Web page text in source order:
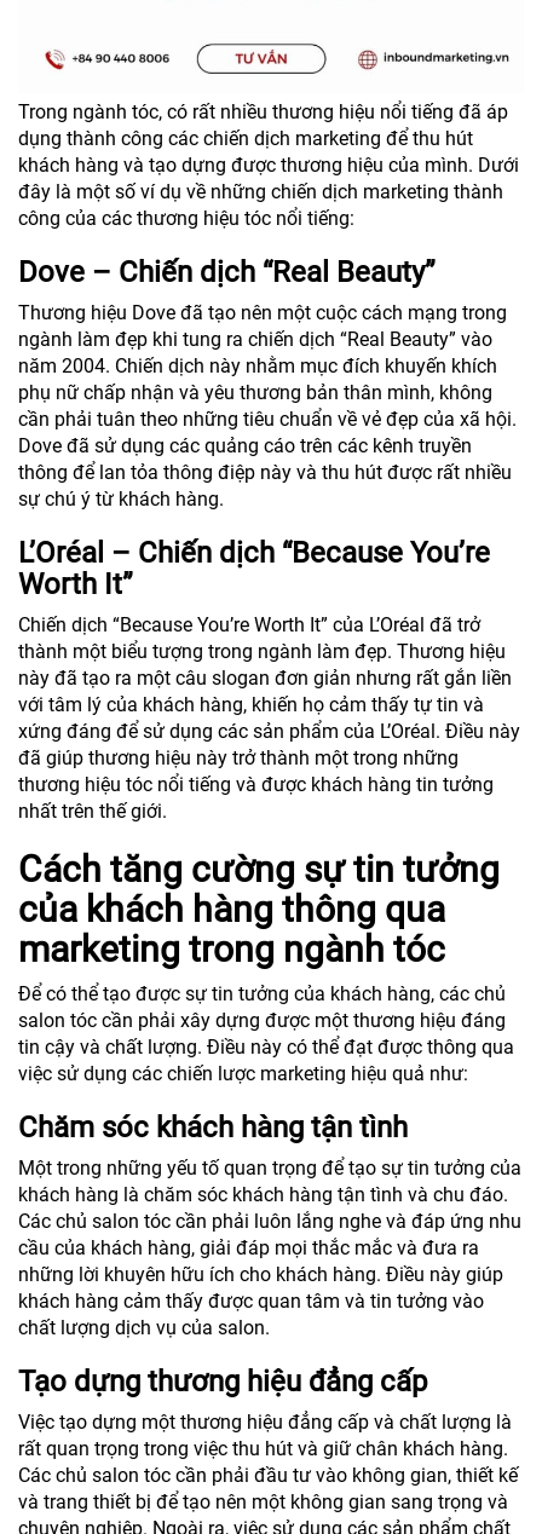
Trong ngành tóc, có rất nhiều thương hiệu nổi tiếng đã áp
dụng thành công các chiến dịch marketing để thu hút
khách hàng và tạo dựng được thương hiệu của mình. Dưới
đây là một số ví dụ về những chiến dịch marketing thành
công của các thương hiệu tóc nổi tiếng:
Dove – Chiến dịch “Real Beauty”
Thương hiệu Dove đã tạo nên một cuộc cách mạng trong
ngành làm đẹp khi tung ra chiến dịch “Real Beauty” vào
năm 2004. Chiến dịch này nhằm mục đích khuyến khích
phụ nữ chấp nhận và yêu thương bản thân mình, không
cần phải tuân theo những tiêu chuẩn về vẻ đẹp của xã hội.
Dove đã sử dụng các quảng cáo trên các kênh truyền
thông để lan tỏa thông điệp này và thu hút được rất nhiều
sự chú ý từ khách hàng.
L’Oréal – Chiến dịch “Because You’re
Worth It”
Chiến dịch “Because You’re Worth It” của L’Oréal đã trở
thành một biểu tượng trong ngành làm đẹp. Thương hiệu
này đã tạo ra một câu slogan đơn giản nhưng rất gắn liền
với tâm lý của khách hàng, khiến họ cảm thấy tự tin và
xứng đáng để sử dụng các sản phẩm của L’Oréal. Điều này
đã giúp thương hiệu này trở thành một trong những
thương hiệu tóc nổi tiếng và được khách hàng tin tưởng
nhất trên thế giới.
Cách tăng cường sự tin tưởng
của khách hàng thông qua
marketing trong ngành tóc
Để có thể tạo được sự tin tưởng của khách hàng, các chủ
salon tóc cần phải xây dựng được một thương hiệu đáng
tin cậy và chất lượng. Điều này có thể đạt được thông qua
việc sử dụng các chiến lược marketing hiệu quả như:
Chăm sóc khách hàng tận tình
Một trong những yếu tố quan trọng để tạo sự tin tưởng của
khách hàng là chăm sóc khách hàng tận tình và chu đáo.
Các chủ salon tóc cần phải luôn lắng nghe và đáp ứng nhu
cầu của khách hàng, giải đáp mọi thắc mắc và đưa ra
những lời khuyên hữu ích cho khách hàng. Điều này giúp
khách hàng cảm thấy được quan tâm và tin tưởng vào
chất lượng dịch vụ của salon.
Tạo dựng thương hiệu đẳng cấp
Việc tạo dựng một thương hiệu đẳng cấp và chất lượng là
rất quan trọng trong việc thu hút và giữ chân khách hàng.
Các chủ salon tóc cần phải đầu tư vào không gian, thiết kế
và trang thiết bị để tạo nên một không gian sang trọng và
chuyên nghiệp. Ngoài ra, việc sử dụng các sản phẩm chất